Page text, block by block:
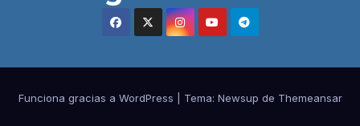
Funciona gracias a WordPress Tema: Newsup de Themeansar